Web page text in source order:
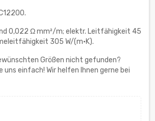
0,022 Ω mm²/m; elektr. Leitfähigkeit 45
305 W/(m·K).
Größen nicht gefunden?
uns einfach! Wir helfen Ihnen gerne bei